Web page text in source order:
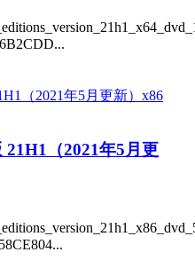
（2021年5月更